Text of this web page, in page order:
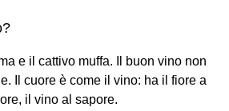
e il cattivo muffa. Il buon vino non
Il cuore è come il vino: ha il fiore a
il vino al sapore.